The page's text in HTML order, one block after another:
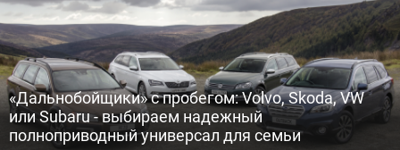
«Дальнобойщики» с пробегом: Volvo, Skoda, VW
или Subaru - выбираем надежный
полноприводный универсал для семьи